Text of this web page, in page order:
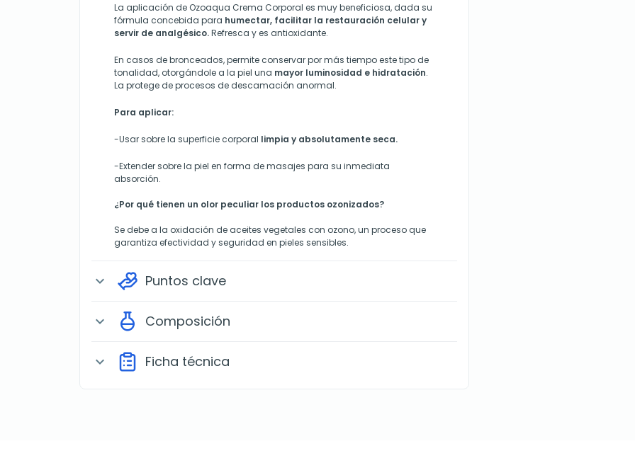
La aplicación de Ozoaqua Crema Corporal es muy beneficiosa, dada su
fórmula concebida para humectar, facilitar la restauración celular y
servir de analgésico.Refresca y es antioxidante.
En casos de bronceados, permite conservar por más tiempo este tipo de
tonalidad, otorgándole a la piel una mayor luminosidad e hidratación.
La protege de procesos de descamación anormal.
Para aplicar:
-Usar sobre la superficie corporal limpia y absolutamente seca.
-Extender sobre la piel en forma de masajes para su inmediata
absorción.
¿Por qué tienen un olor peculiar los productos ozonizados?
Se debe a la oxidación de aceites vegetales con ozono, un proceso que
garantiza efectividad y seguridad en pieles sensibles.
expand_more Puntos clave
expand_more Composición
expand_more Ficha técnica